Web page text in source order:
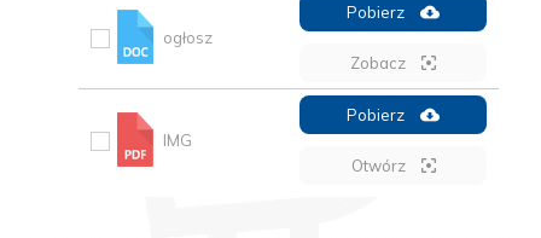
ogłosz
Pobierz
Zobacz
IMG
Pobierz
Otwórz